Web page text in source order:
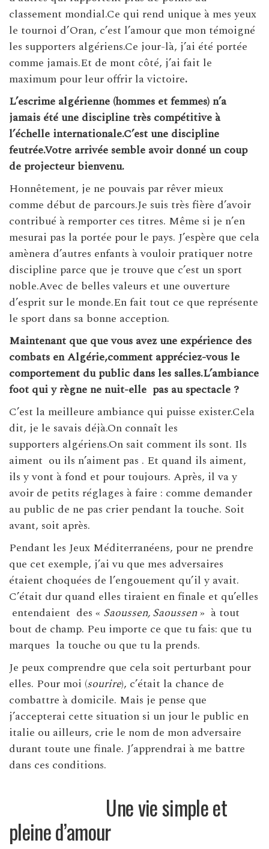
classement mondial.Ce qui rend unique à mes yeux
le tournoi d’Oran, c’est l’amour que mon témoigné
les supporters algériens.Ce jour-là, j’ai été portée
comme jamais.Et de mont côté, j’ai fait le
maximum pour leur offrir la victoire.
L’escrime algérienne (hommes et femmes) n’a
jamais été une discipline très compétitive à
l’échelle internationale.C’est une discipline
feutrée.Votre arrivée semble avoir donné un coup
de projecteur bienvenu.
Honnêtement, je ne pouvais par rêver mieux
comme début de parcours.Je suis très fière d’avoir
contribué à remporter ces titres. Même si je n’en
mesurai pas la portée pour le pays. J’espère que cela
amènera d’autres enfants à vouloir pratiquer notre
discipline parce que je trouve que c’est un sport
noble.Avec de belles valeurs et une ouverture
d’esprit sur le monde.En fait tout ce que représente
le sport dans sa bonne acception.
Maintenant que que vous avez une expérience des
combats en Algérie,comment appréciez-vous le
comportement du public dans les salles.L’ambiance
foot qui y règne ne nuit-elle pas au spectacle ?
C’est la meilleure ambiance qui puisse exister.Cela
dit, je le savais déjà.On connaît les
supporters algériens.On sait comment ils sont. Ils
aiment ou ils n’aiment pas . Et quand ils aiment,
ils y vont à fond et pour toujours. Après, il va y
avoir de petits réglages à faire : comme demander
au public de ne pas crier pendant la touche. Soit
avant, soit après.
Pendant les Jeux Méditerranéens, pour ne prendre
que cet exemple, j’ai vu que mes adversaires
étaient choquées de l’engouement qu’il y avait.
C’était dur quand elles tiraient en finale et qu’elles
entendaient des « Saoussen, Saoussen» à tout
bout de champ. Peu importe ce que tu fais: que tu
marques la touche ou que tu la prends.
Je peux comprendre que cela soit perturbant pour
elles. Pour moi (sourire), c’était la chance de
combattre à domicile. Mais je pense que
j’accepterai cette situation si un jour le public en
italie ou ailleurs, crie le nom de mon adversaire
durant toute une finale. J’apprendrai à me battre
dans ces conditions.
Une vie simple et
pleine d’amour